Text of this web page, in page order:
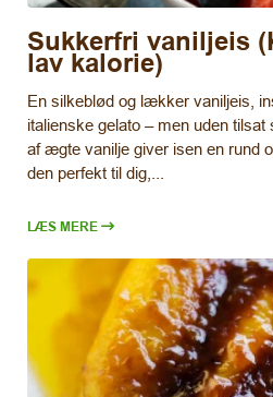
Sukkerfri vaniljeis
lav kalorie)
En silkeblød og lækker vaniljeis,
italienske gelato – men uden
af ægte vanilje giver isen en rund
den perfekt til dig,...
LÆS MERE